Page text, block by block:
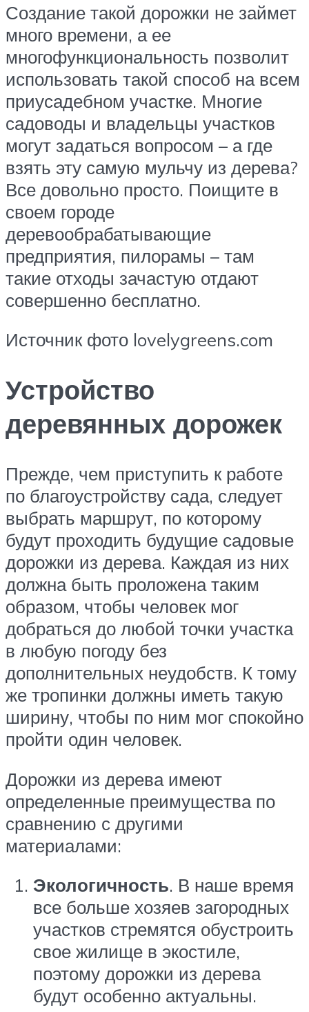
Создание такой дорожки не займет
много времени, а ее
многофункциональность позволит
использовать такой способ на всем
приусадебном участке. Многие
садоводы и владельцы участков
могут задаться вопросом – а где
взять эту самую мульчу из дерева?
Все довольно просто. Поищите в
своем городе
деревообрабатывающие
предприятия, пилорамы – там
такие отходы зачастую отдают
совершенно бесплатно.
Источник фото lovelygreens.com
Устройство
деревянных дорожек
Прежде, чем приступить к работе
по благоустройству сада, следует
выбрать маршрут, по которому
будут проходить будущие садовые
дорожки из дерева. Каждая из них
должна быть проложена таким
образом, чтобы человек мог
добраться до любой точки участка
в любую погоду без
дополнительных неудобств. К тому
же тропинки должны иметь такую
ширину, чтобы по ним мог спокойно
пройти один человек.
Дорожки из дерева имеют
определенные преимущества по
сравнению с другими
материалами:
Экологичность. В наше время
все больше хозяев загородных
участков стремятся обустроить
свое жилище в экостиле,
поэтому дорожки из дерева
будут особенно актуальны.